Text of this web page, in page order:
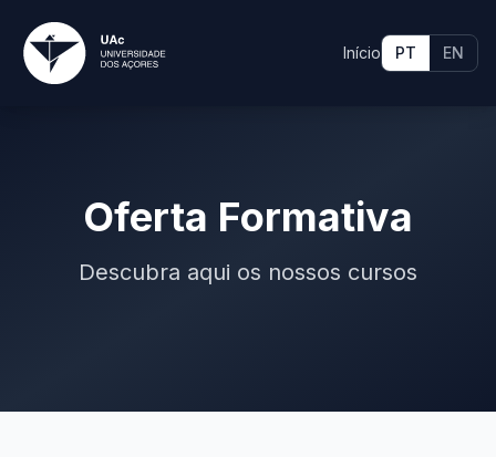
Início PT EN
Oferta Formativa
Descubra aqui os nossos cursos